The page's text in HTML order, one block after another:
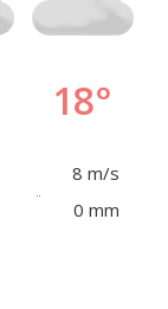
18°
8 m/s
0 mm